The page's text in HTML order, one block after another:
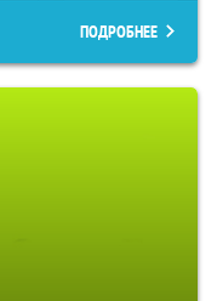
ПОДРОБНЕЕ